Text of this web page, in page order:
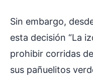
Sin embargo,
esta decisión “La
prohibir corridas
sus pañuelitos